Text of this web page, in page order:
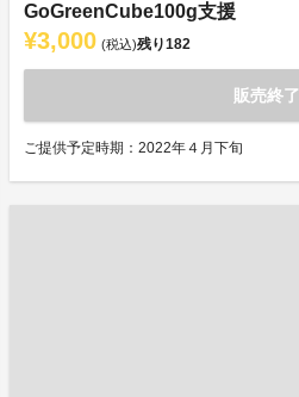
GoGreenCube100g支援
¥3,000 (税込)残り182
販売終了
ご提供予定時期：2022年４月下旬